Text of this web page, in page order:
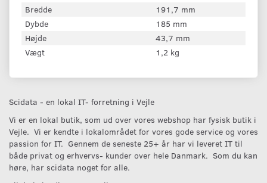
Bredde
191,7 mm
Dybde
185 mm
Højde
43,7 mm
Vægt
1,2 kg
Scidata - en lokal IT- forretning i Vejle
Vi er en lokal butik, som ud over vores webshop har fysisk butik i
Vejle. Vi er kendte i lokalområdet for vores gode service og vores
passion for IT. Gennem de seneste 25+ år har vi leveret IT til
både privat og erhvervs- kunder over hele Danmark. Som du kan
høre, har scidata noget for alle.